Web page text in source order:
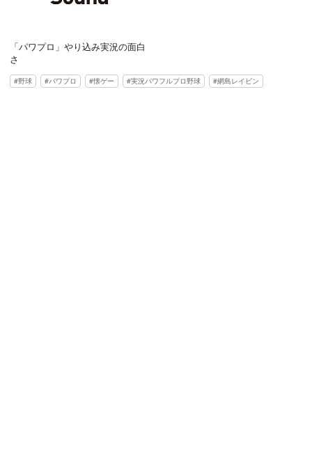
「パワプロ」やり込み実況の面白
さ
野球 パワプロ 懐ゲー 実況パワフルプロ野球 網島レイビン